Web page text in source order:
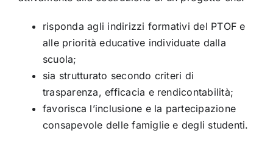
risponda agli indirizzi formativi del PTOF e
alle priorità educative individuate dalla
scuola;
sia strutturato secondo criteri di
trasparenza, efficacia e rendicontabilità;
favorisca l’inclusione e la partecipazione
consapevole delle famiglie e degli studenti.